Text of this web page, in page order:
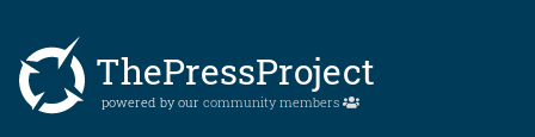
ThePressProject
powered by our community members